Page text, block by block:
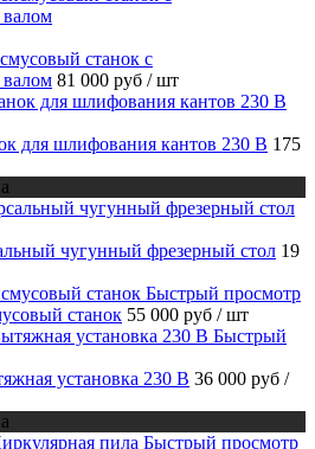
станок с
81 000 руб / шт
для шлифования кантов 230 В 175
чугунный фрезерный стол 19
Быстрый просмотр
станок 55 000 руб / шт
Быстрый
установка 230 В 36 000 руб /
Быстрый просмотр